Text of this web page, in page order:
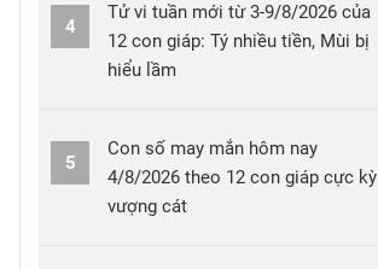
4
Tử vi tuần mới từ 3-9/8/2026 của
12 con giáp: Tý nhiều tiền, Mùi bị
hiểu lầm
5
Con số may mắn hôm nay
4/8/2026 theo 12 con giáp cực kỳ
vượng cát